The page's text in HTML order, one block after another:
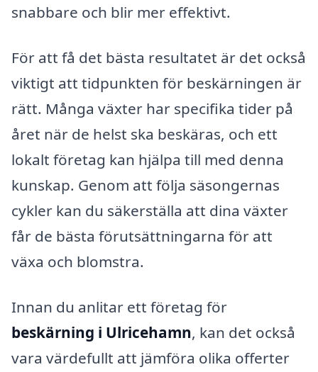
snabbare och blir mer effektivt.
För att få det bästa resultatet är det också
viktigt att tidpunkten för beskärningen är
rätt. Många växter har specifika tider på
året när de helst ska beskäras, och ett
lokalt företag kan hjälpa till med denna
kunskap. Genom att följa säsongernas
cykler kan du säkerställa att dina växter
får de bästa förutsättningarna för att
växa och blomstra.
Innan du anlitar ett företag för
beskärning i Ulricehamn, kan det också
vara värdefullt att jämföra olika offerter